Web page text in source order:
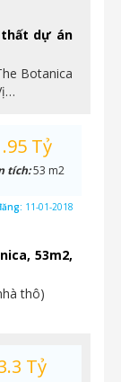
thất dự án
Botanica
53m2,
thô)
Tỷ
tích:53 m2
11-01-2018
Tỷ